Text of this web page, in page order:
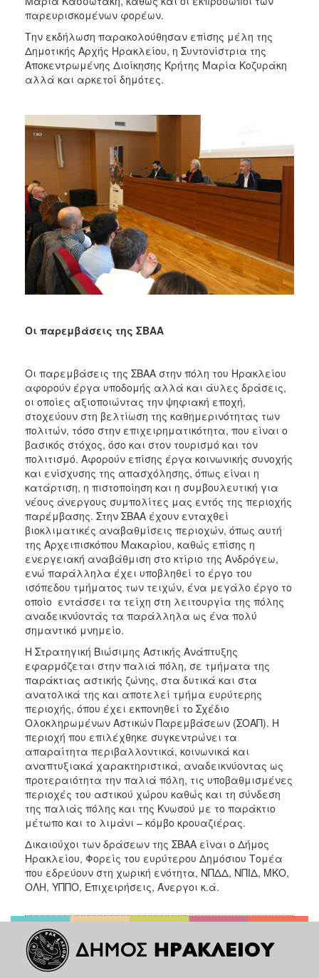
παρευρισκομένων φορέων.
Την εκδήλωση παρακολούθησαν επίσης μέλη της
Δημοτικής Αρχής Ηρακλείου, η Συντονίστρια της
Αποκεντρωμένης Διοίκησης Κρήτης Μαρία Κοζυράκη
αλλά και αρκετοί δημότες.
Οι παρεμβάσεις της ΣΒΑΑ
Οι παρεμβάσεις της ΣΒΑΑ στην πόλη του Ηρακλείου
αφορούν έργα υποδομής αλλά και άυλες δράσεις,
οι οποίες αξιοποιώντας την ψηφιακή εποχή,
στοχεύουν στη βελτίωση της καθημερινότητας των
πολιτών, τόσο στην επιχειρηματικότητα, που είναι ο
βασικός στόχος, όσο και στον τουρισμό και τον
πολιτισμό. Αφορούν επίσης έργα κοινωνικής συνοχής
και ενίσχυσης της απασχόλησης, όπως είναι η
κατάρτιση, η πιστοποίηση και η συμβουλευτική για
νέους άνεργους συμπολίτες μας εντός της περιοχής
παρέμβασης. Στην ΣΒΑΑ έχουν ενταχθεί
βιοκλιματικές αναβαθμίσεις περιοχών, όπως αυτή
της Αρχειπισκόπου Μακαρίου, καθώς επίσης η
ενεργειακή αναβάθμιση στο κτίριο της Ανδρόγεω,
ενώ παράλληλα έχει υποβληθεί το έργο του
ισόπεδου τμήματος των τειχών, ένα μεγάλο έργο το
οποίο εντάσσει τα τείχη στη λειτουργία της πόλης
αναδεικνύοντάς τα παράλληλα ως ένα πολύ
σημαντικό μνημείο.
Η Στρατηγική Βιώσιμης Αστικής Ανάπτυξης
εφαρμόζεται στην παλιά πόλη, σε τμήματα της
παράκτιας αστικής ζώνης, στα δυτικά και στα
ανατολικά της και αποτελεί τμήμα ευρύτερης
περιοχής, όπου έχει εκπονηθεί το Σχέδιο
Ολοκληρωμένων Αστικών Παρεμβάσεων (ΣΟΑΠ). Η
περιοχή που επιλέχθηκε συγκεντρώνει τα
απαραίτητα περιβαλλοντικά, κοινωνικά και
αναπτυξιακά χαρακτηριστικά, αναδεικνύοντας ως
προτεραιότητα την παλιά πόλη, τις υποβαθμισμένες
περιοχές του αστικού χώρου καθώς και τη σύνδεση
της παλιάς πόλης και της Κνωσού με το παράκτιο
μέτωπο και το λιμάνι – κόμβο κρουαζιέρας.
Δικαιούχοι των δράσεων της ΣΒΑΑ είναι ο Δήμος
Ηρακλείου, Φορείς του ευρύτερου Δημόσιου Τομέα
που εδρεύουν στη χωρική ενότητα, ΝΠΔΔ, ΝΠΙΔ, ΜΚΟ,
ΟΛΗ, ΥΠΠΟ, Επιχειρήσεις, Άνεργοι κ.ά.